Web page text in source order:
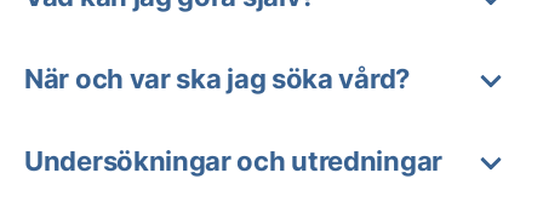
När och var ska jag söka vård?
Undersökningar och utredningar